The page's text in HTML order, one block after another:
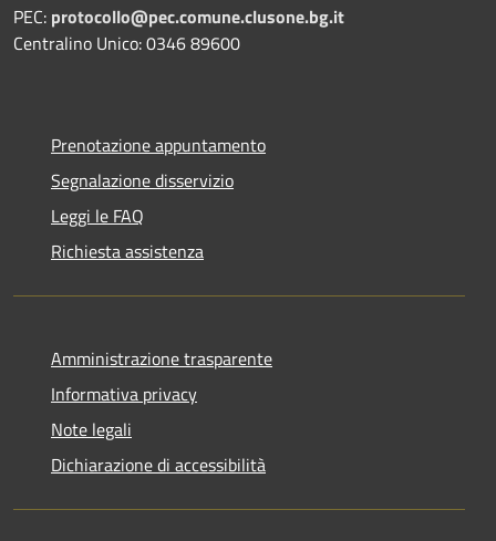
PEC: protocollo@pec.comune.clusone.bg.it
Centralino Unico: 0346 89600
Prenotazione appuntamento
Segnalazione disservizio
Leggi le FAQ
Richiesta assistenza
Amministrazione trasparente
Informativa privacy
Note legali
Dichiarazione di accessibilità